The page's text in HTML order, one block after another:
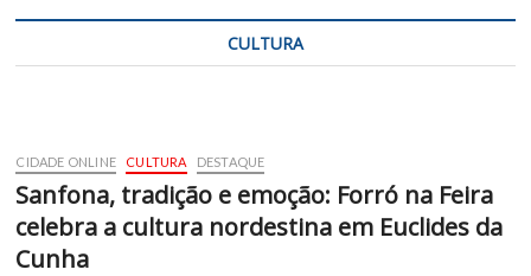
CULTURA
CIDADE ONLINE CULTURA DESTAQUE
Sanfona, tradição e emoção: Forró na Feira
celebra a cultura nordestina em Euclides da
Cunha